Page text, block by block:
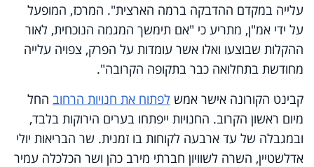
עלייה במקדם ההדבקה ברמה הארצית". המרכז, המופעל
על ידי אמ"ן, מתריע כי "אם תימשך המגמה הנוכחית, לאור
ההקלות שבוצעו ואלו אשר עומדות על הפרק, צפויה עלייה
מחודשת בתחלואה כבר בתקופה הקרובה".
קבינט הקורונה אישר אמש לפתוח את חנויות הרחוב החל
מיום ראשון הקרוב. החנויות ייפתחו בערים הירוקות בלבד,
ובמגבלה של עד ארבעה לקוחות בו זמנית. שר הבריאות יולי
אדלשטיין, השרה לשוויון חברתי מירב כהן ושר הכלכלה עמיר